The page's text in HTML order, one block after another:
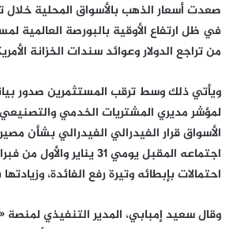
صعدت أسعار الذهب بالأسواق المحلية خلال
من تراجع الدولار وعوائد سندات الخزانة الأمريكية
ويأتي ذلك وسط ترقب المستثمرين صدور
لمؤشر مديري المشتريات الخدمي والتصنيعي
الأسواق قرار الفيدرالي الفيدرالي بشأن
احتمالات بإبطائه وتيرة رفع الفائدة، وزيادتها بمقدار 25
وقال سعيد إمبابي، المدير التنفيذي لمنصة